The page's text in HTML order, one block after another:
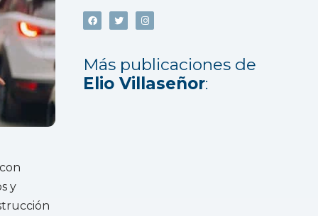
y
Más publicaciones de
Elio Villaseñor: